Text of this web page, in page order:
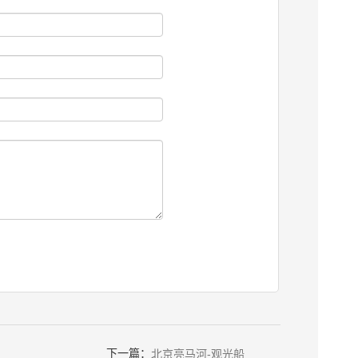
下一篇： 北京亮马河-观光船